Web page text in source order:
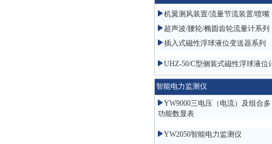
机翼测风装置/流量节流装置/喷嘴
超声波/腰轮/椭圆齿轮流量计系列
插入式磁性浮球液位变送器系列
UHZ-50/C型侧装式磁性浮球液位
智能电力监测仪
YW9000三电压（电流）及组合多
功能数显表
YW2050智能电力监测仪